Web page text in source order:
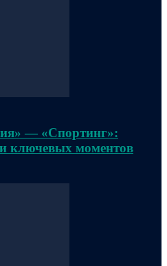
— «Спортинг»:
ключевых моментов